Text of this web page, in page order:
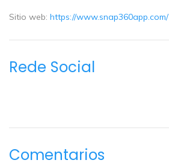
Sitio web: https://www.snap360app.com/
Rede Social
Comentarios